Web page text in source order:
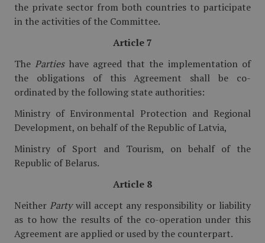
the private sector from both countries to participate
in the activities of the Committee.
Article 7
ThePartieshave agreed that the implementation of
the obligations of this Agreement shall be co-
ordinated by the following state authorities:
Ministry of Environmental Protection and Regional
Development, on behalf of the Republic of Latvia,
Ministry of Sport and Tourism, on behalf of the
Republic of Belarus.
Article 8
NeitherPartywill accept any responsibility or liability
as to how the results of the co-operation under this
Agreement are applied or used by the counterpart.